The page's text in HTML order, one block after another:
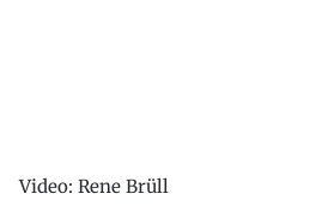
Video: Rene Brüll